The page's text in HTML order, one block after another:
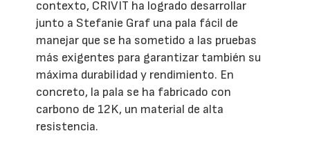
contexto, CRIVIT ha logrado desarrollar
junto a Stefanie Graf una pala fácil de
manejar que se ha sometido a las pruebas
más exigentes para garantizar también su
máxima durabilidad y rendimiento. En
concreto, la pala se ha fabricado con
carbono de 12K, un material de alta
resistencia.